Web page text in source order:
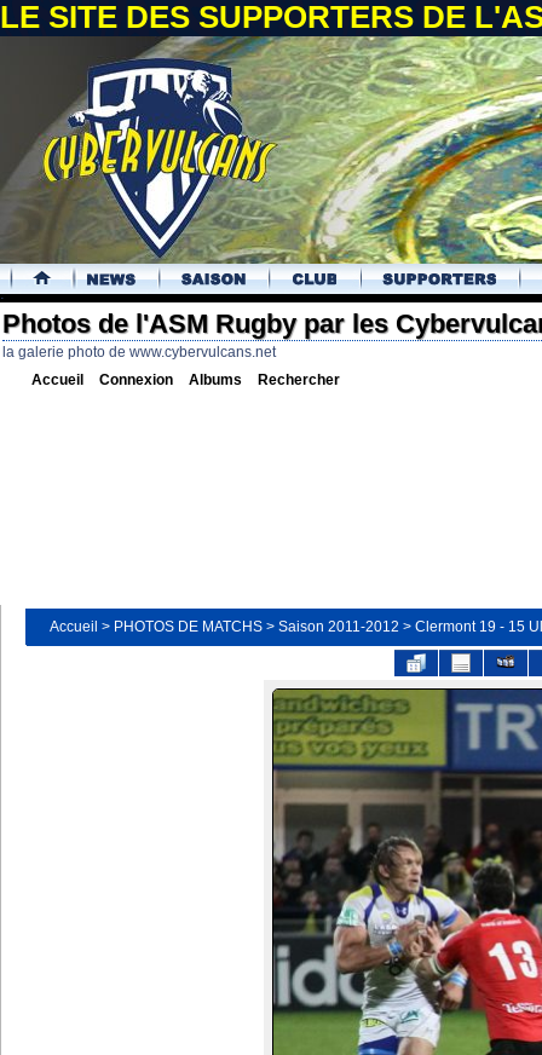
LE SITE DES SUPPORTERS DE
.
Photos de l'ASM Rugby par les
la galerie photo de www.cybervulcans.net
Accueil Connexion Albums Rechercher
Accueil > PHOTOS DE MATCHS > Saison 2011-2012 > Clermont 19 - 15